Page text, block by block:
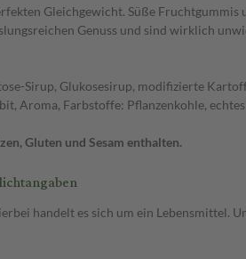
Gleichgewicht. Süße
Genuss und sind wirklich
Sirup, Glukosesirup, modifizierte
Aroma, Farbstoffe: Pflanzenkohle,
Gluten und Sesam enthalten.
handelt es sich um ein Lebensmittel.